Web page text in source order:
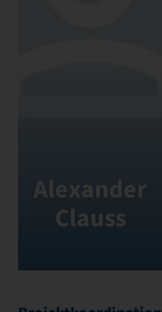
Alexander
Clauss